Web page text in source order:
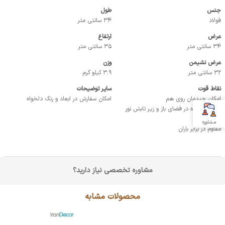
جنس
فولاد
طول
34 سانتی متر
عرض
34 سانتی متر
ارتفاع
35 سانتی متر
عرض نشیمن
32 سانتی متر
وزن
3.9 کیلو گرم
نقاط قوت
امکان چیدمان روی هم
قابل استفاده در فضای باز و زیر تابش نور
خورشید
مقاوم در برابر باران
سایر توضیحات
امکان سفارش در ابعاد و رنگ دلخواه
مشاوره تخصصی نیاز دارید؟
محصولات مشابه
مشاوره